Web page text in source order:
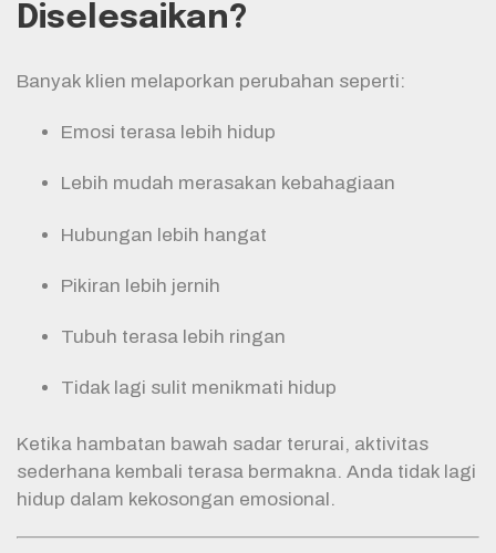
Diselesaikan?
Banyak klien melaporkan perubahan seperti:
Emosi terasa lebih hidup
Lebih mudah merasakan kebahagiaan
Hubungan lebih hangat
Pikiran lebih jernih
Tubuh terasa lebih ringan
Tidak lagi sulit menikmati hidup
Ketika hambatan bawah sadar terurai, aktivitas
sederhana kembali terasa bermakna. Anda tidak lagi
hidup dalam kekosongan emosional.